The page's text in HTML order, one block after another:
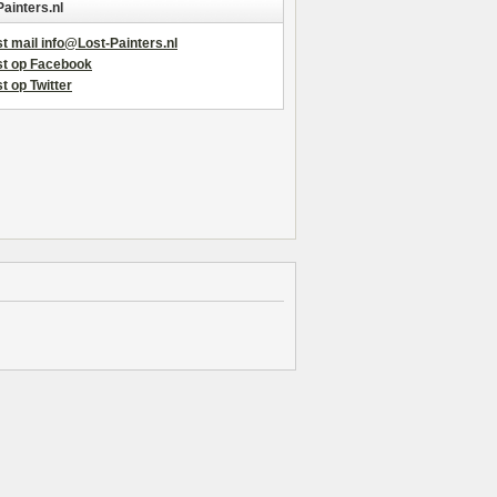
mail info@Lost-Painters.nl
op Facebook
op Twitter